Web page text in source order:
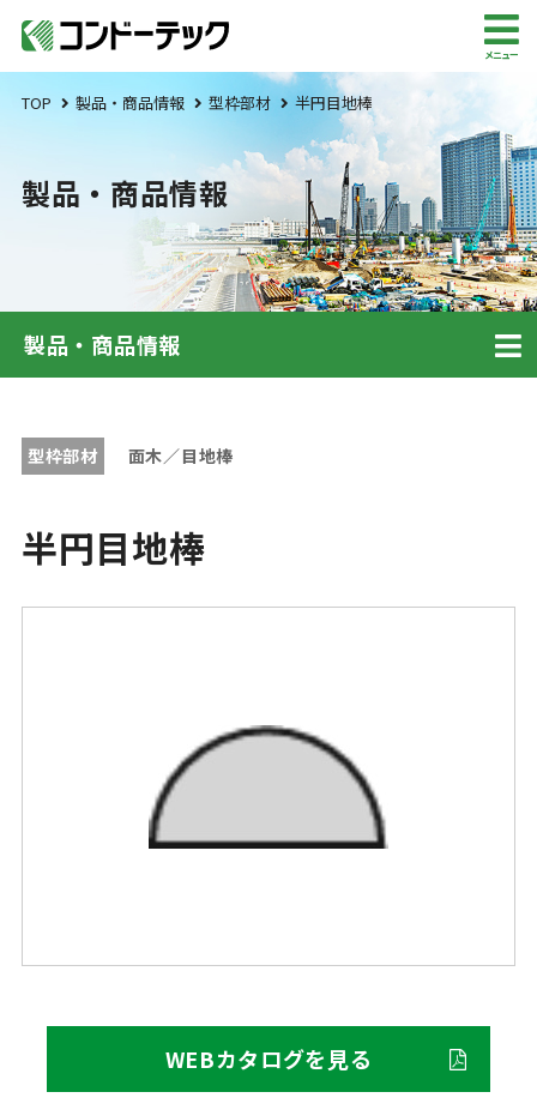
メニュー
TOP 製品・商品情報 型枠部材 半円目地棒
製品・商品情報
製品・商品情報
型枠部材 面木／目地棒
半円目地棒
WEBカタログを見る